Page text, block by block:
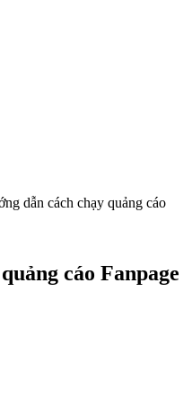
dẫn cách chạy quảng cáo
cáo Fanpage